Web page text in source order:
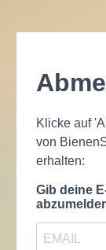
Klicke auf
von
erhalten:
Gib deine